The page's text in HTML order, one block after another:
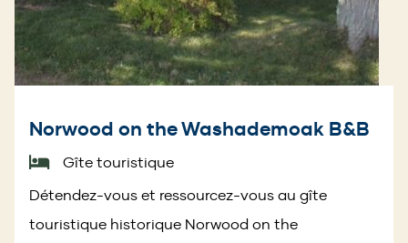
Norwood on the Washademoak B&B
Gîte touristique
Détendez-vous et ressourcez-vous au gîte
touristique historique Norwood on the